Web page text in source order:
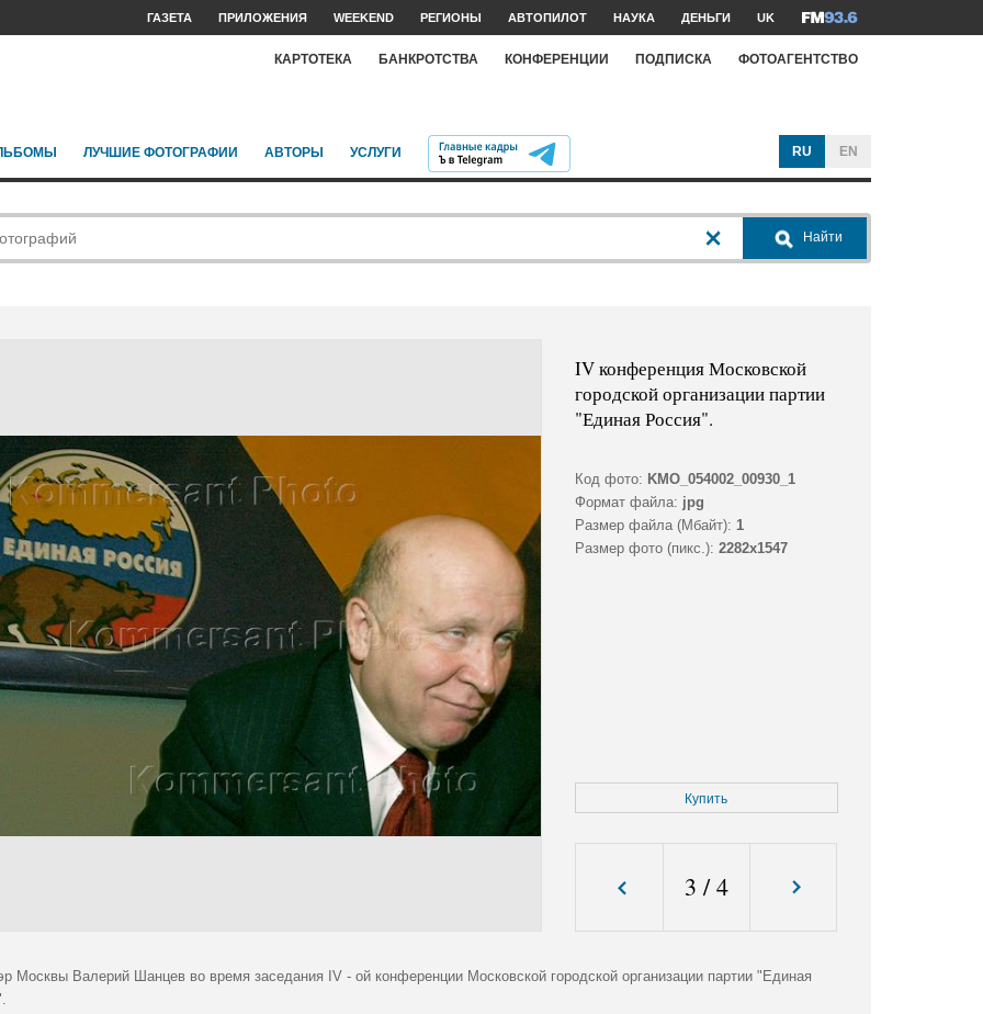
ГАЗЕТА ПРИЛОЖЕНИЯ WEEKEND РЕГИОНЫ АВТОПИЛОТ НАУКА ДЕНЬГИ UK
КАРТОТЕКА БАНКРОТСТВА КОНФЕРЕНЦИИ ПОДПИСКА ФОТОАГЕНТСТВО
ЛУЧШИЕ ФОТОГРАФИИ АВТОРЫ УСЛУГИ RU EN
Найти
IV конференция Московской
городской организации партии
"Единая Россия".
Код фото: KMO_054002_00930_1
Формат файла: jpg
Размер файла (Мбайт): 1
Размер фото (пикс.): 2282x1547
Купить
3 /4
Москвы Валерий Шанцев во время заседания IV - ой конференции Московской городской организации партии "Единая